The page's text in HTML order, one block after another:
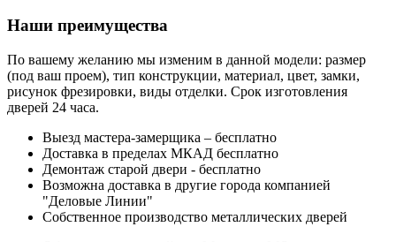
Наши преимущества
По вашему желанию мы изменим в данной модели: размер
(под ваш проем), тип конструкции, материал, цвет, замки,
рисунок фрезировки, виды отделки. Срок изготовления
дверей 24 часа.
Выезд мастера-замерщика – бесплатно
Доставка в пределах МКАД бесплатно
Демонтаж старой двери - бесплатно
Возможна доставка в другие города компанией
"Деловые Линии"
Собственное производство металлических дверей